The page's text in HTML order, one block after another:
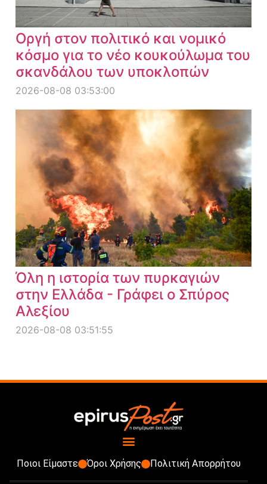
Οργή στον πολιτικό και νομικό
κόσμο για το νέο κουκούλωμα του
σκανδάλου των υποκλοπών
2026-08-08 03:53:00
Όλη η ιστορία των πυρκαγιών
στην Ελλάδα - Γράφει ο Σπύρος
Αλεξίου
2026-08-08 03:51:55
Ποιοι Είμαστε Όροι Χρήσης Πολιτική Απορρήτου